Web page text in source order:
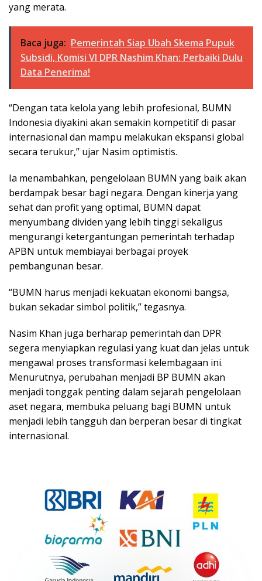
yang merata.
Baca juga: Pemerintah Siap Ubah Skema Pupuk
Subsidi, Komisi VI DPR Nashim Khan: Perbaiki Dulu
Data Penerima!
“Dengan tata kelola yang lebih profesional, BUMN
Indonesia diyakini akan semakin kompetitif di pasar
internasional dan mampu melakukan ekspansi global
secara terukur,” ujar Nasim optimistis.
Ia menambahkan, pengelolaan BUMN yang baik akan
berdampak besar bagi negara. Dengan kinerja yang
sehat dan profit yang optimal, BUMN dapat
menyumbang dividen yang lebih tinggi sekaligus
mengurangi ketergantungan pemerintah terhadap
APBN untuk membiayai berbagai proyek
pembangunan besar.
“BUMN harus menjadi kekuatan ekonomi bangsa,
bukan sekadar simbol politik,” tegasnya.
Nasim Khan juga berharap pemerintah dan DPR
segera menyiapkan regulasi yang kuat dan jelas untuk
mengawal proses transformasi kelembagaan ini.
Menurutnya, perubahan menjadi BP BUMN akan
menjadi tonggak penting dalam sejarah pengelolaan
aset negara, membuka peluang bagi BUMN untuk
menjadi lebih tangguh dan berperan besar di tingkat
internasional.